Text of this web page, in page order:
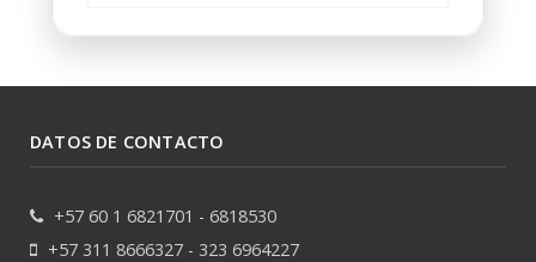
DATOS DE CONTACTO
+57 60 1 6821701 - 6818530
+57 311 8666327 - 323 6964227